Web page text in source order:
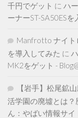
千円でゲット に ハ
ーナーST-SA50ESを
Manfrotto ナイト
を導入してみた に
MK2をゲット -
【岩手】松尾鉱
活学園の廃墟とは
ん：やばい情報サイ